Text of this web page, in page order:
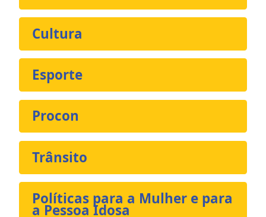
Cultura
Esporte
Procon
Trânsito
Políticas para a Mulher e para
a Pessoa Idosa